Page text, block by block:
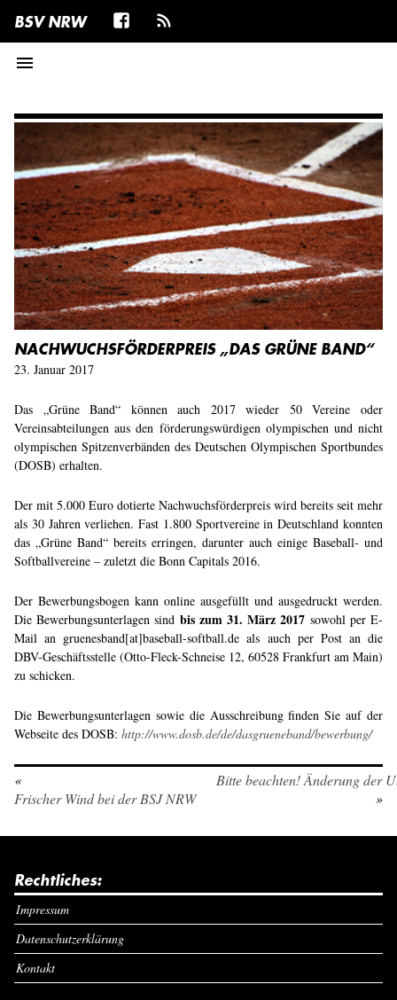
BSV NRW
menu
NACHWUCHSFÖRDERPREIS „DAS GRÜNE BAND“
23. Januar 2017
Das „Grüne Band“ können auch 2017 wieder 50 Vereine oder
Vereinsabteilungen aus den förderungswürdigen olympischen und nicht
olympischen Spitzenverbänden des Deutschen Olympischen Sportbundes
(DOSB) erhalten.
Der mit 5.000 Euro dotierte Nachwuchsförderpreis wird bereits seit mehr
als 30 Jahren verliehen. Fast 1.800 Sportvereine in Deutschland konnten
das „Grüne Band“ bereits erringen, darunter auch einige Baseball- und
Softballvereine – zuletzt die Bonn Capitals 2016.
Der Bewerbungsbogen kann online ausgefüllt und ausgedruckt werden.
Die Bewerbungsunterlagen sind bis zum 31. März 2017 sowohl per E-
Mail an gruenesband[at]baseball-softball.de als auch per Post an die
DBV-Geschäftsstelle (Otto-Fleck-Schneise 12, 60528 Frankfurt am Main)
zu schicken.
Die Bewerbungsunterlagen sowie die Ausschreibung finden Sie auf der
Webseite des DOSB: http://www.dosb.de/de/dasgrueneband/bewerbung/
«
Frischer Wind bei der BSJ NRW
Bitte beachten! Änderung der
»
Rechtliches:
Impressum
Datenschutzerklärung
Kontakt